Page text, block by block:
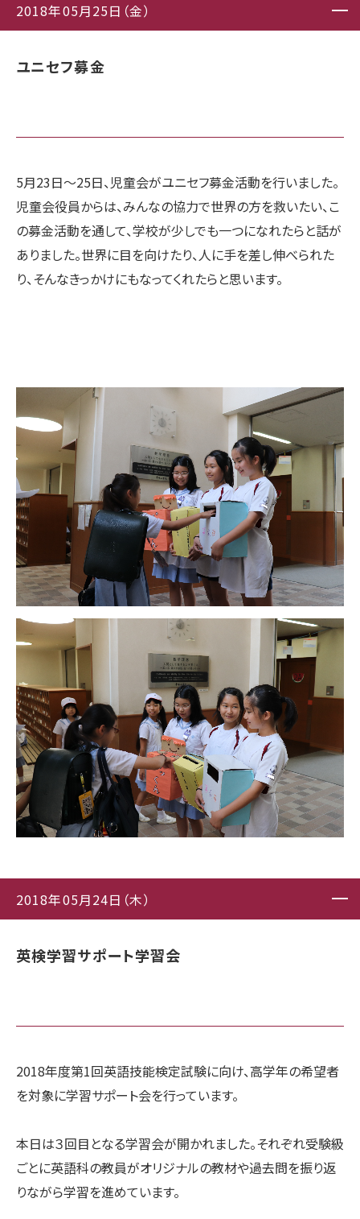
2018年05月25日（金）
ユニセフ募金
5月23日〜25日、児童会がユニセフ募金活動を行いました。
児童会役員からは、みんなの協力で世界の方を救いたい、こ
の募金活動を通して、学校が少しでも一つになれたらと話が
ありました。世界に目を向けたり、人に手を差し伸べられた
り、そんなきっかけにもなってくれたらと思います。
2018年05月24日（木）
英検学習サポート学習会
2018年度第1回英語技能検定試験に向け、高学年の希望者
を対象に学習サポート会を行っています。
本日は３回目となる学習会が開かれました。それぞれ受験級
ごとに英語科の教員がオリジナルの教材や過去問を振り返
りながら学習を進めています。